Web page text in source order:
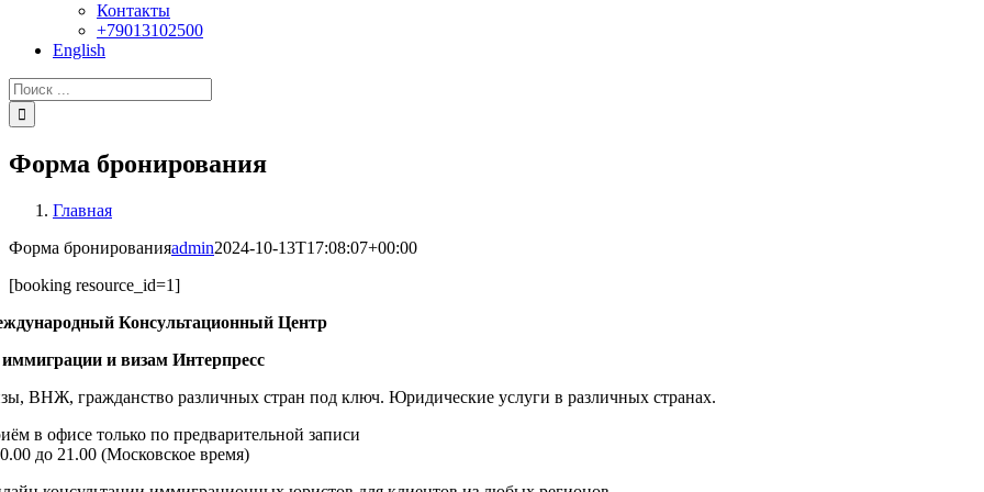
Контакты
+79013102500
English
Результат
поиска:
Форма бронирования
Главная
Форма бронированияadmin2024-10-13T17:08:07+00:00
[booking resource_id=1]
Консультационный Центр
иммиграции и визам Интерпресс
ВНЖ, гражданство различных стран под ключ. Юридические услуги в различных странах.
в офисе только по предварительной записи
до 21.00 (Московское время)